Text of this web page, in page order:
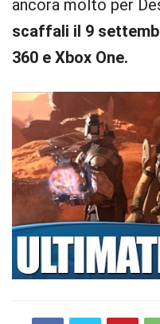
ancora molto per
scaffali il 9
360 e Xbox One.